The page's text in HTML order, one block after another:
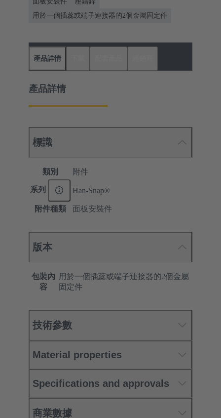
用於一個插蕊或端子連接器的2個金屬固定件
產品詳情
產品詳情
標識
類別 附件
系列 Han-Snap®
附件種類 面板安裝件
版本
包裝內
容
用於一個插蕊或端子連接器的2個金屬
固定件
技術參數
Material properties
Specifications and approvals
商業數據